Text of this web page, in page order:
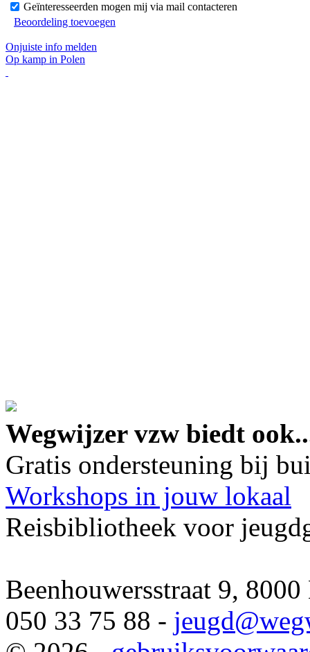
Geïnteresseerden mogen mij via mail contacteren
Beoordeling toevoegen
Onjuiste info melden
Op kamp in Polen
Wegwijzer vzw biedt
Gratis ondersteuning bij
Workshops in jouw lokaal
Reisbibliotheek voor
Beenhouwersstraat 9,
050 33 75 88 - jeugd